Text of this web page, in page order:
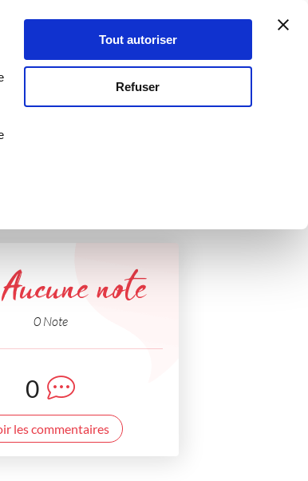
Tout autoriser
Refuser
Se connecter
Aucune note
0 Note
0
les commentaires